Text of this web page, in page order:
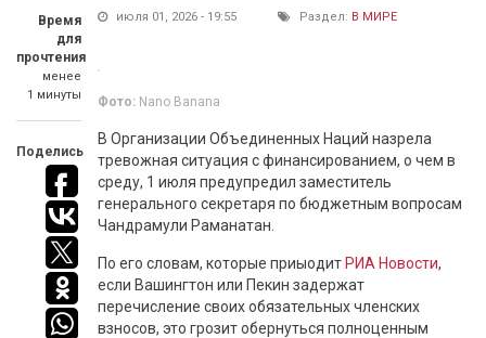
Время
для
прочтения
менее
1 минуты
Поделись
июля 01, 2026 - 19:55 Раздел: В МИРЕ
Фото: Nano Banana
В Организации Объединенных Наций назрела
тревожная ситуация с финансированием, о чем в
среду, 1 июля предупредил заместитель
генерального секретаря по бюджетным вопросам
Чандрамули Раманатан.
По его словам, которые приыодит РИА Новости,
если Вашингтон или Пекин задержат
перечисление своих обязательных членских
взносов, это грозит обернуться полноценным